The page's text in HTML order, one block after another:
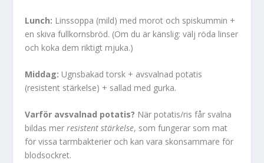
Lunch: Linssoppa (mild) med morot och spiskummin +
en skiva fullkornsbröd. (Om du är känslig: välj röda linser
och koka dem riktigt mjuka.)
Middag: Ugnsbakad torsk + avsvalnad potatis
(resistent stärkelse) + sallad med gurka.
Varför avsvalnad potatis? När potatis/ris får svalna
bildas merresistent stärkelse, som fungerar som mat
för vissa tarmbakterier och kan vara skonsammare för
blodsockret.